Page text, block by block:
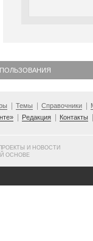
Темы Справочники
Редакция Контакты
И НОВОСТИ
ОСНОВЕ